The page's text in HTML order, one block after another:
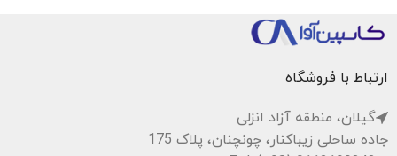
ورودی: 1x گیتار، 1x AUX
خروجی هدفون: دارد
وزن: حدود 12 کیلوگرم
ارتباط با فروشگاه
گیلان، منطقه آزاد انزلی
جاده ساحلی زیباکنار، چونچنان، پلاک 175